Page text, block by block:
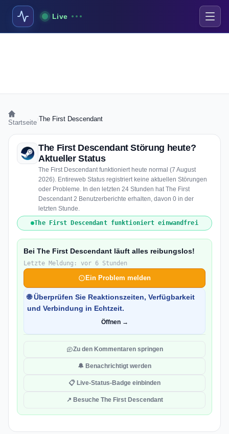
Live
Startseite The First Descendant
The First Descendant Störung heute?
Aktueller Status
The First Descendant funktioniert heute normal (7 August
2026). Entireweb Status registriert keine aktuellen Störungen
oder Probleme. In den letzten 24 Stunden hat The First
Descendant 2 Benutzerberichte erhalten, davon 0 in der
letzten Stunde.
The First Descendant funktioniert einwandfrei
Bei The First Descendant läuft alles reibungslos!
Letzte Meldung: vor 6 Stunden
Ein Problem melden
🌐 Überprüfen Sie Reaktionszeiten, Verfügbarkeit
und Verbindung in Echtzeit.
Öffnen →
Zu den Kommentaren springen
🔔 Benachrichtigt werden
📋 Live-Status-Badge einbinden
↗ Besuche The First Descendant